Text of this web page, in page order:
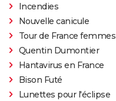
Incendies
Nouvelle canicule
Tour de France femmes
Quentin Dumontier
Hantavirus en France
Bison Futé
Lunettes pour l'éclipse